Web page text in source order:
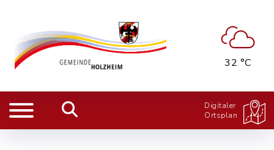
32 °C
Digitaler
Ortsplan